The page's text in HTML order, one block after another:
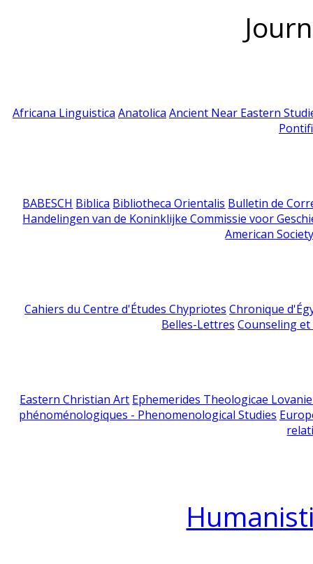
Africana Linguistica Anatolica Ancient Near Eastern
BABESCH Biblica Bibliotheca Orientalis Bulletin de
Handelingen van de Koninklijke Commissie voor
American
Cahiers du Centre d'Études Chypriotes Chronique
Belles-Lettres Counseling
Eastern Christian Art Ephemerides Theologicae
phénoménologiques - Phenomenological Studies